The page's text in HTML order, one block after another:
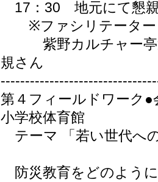
17：30 地元にて懇親
※ファシリテーター
紫野カルチャー亭
規さん
第４フィールドワーク
小学校体育館
テーマ 「若い世代へ
防災教育をどのよう